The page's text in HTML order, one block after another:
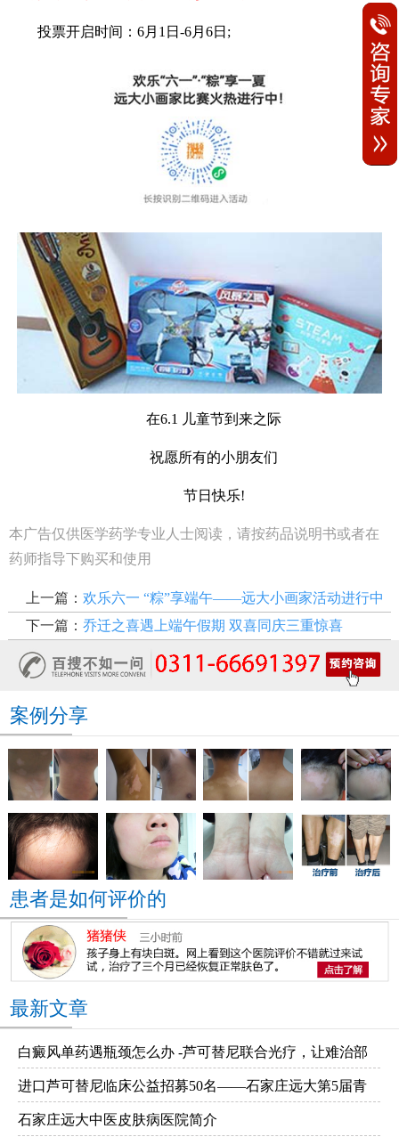
投票开启时间：6月1日-6月6日;
在6.1 儿童节到来之际
祝愿所有的小朋友们
节日快乐!
本广告仅供医学药学专业人士阅读，请按药品说明书或者在
药师指导下购买和使用
上一篇： 欢乐六一 “粽”享端午——远大小画家活动进行中
下一篇： 乔迁之喜遇上端午假期 双喜同庆三重惊喜
案例分享
患者是如何评价的
最新文章
白癜风单药遇瓶颈怎么办 -芦可替尼联合光疗，让难治部
位"跟上来"
进口芦可替尼临床公益招募50名——石家庄远大第5届青
少年白癜风复色夏令营启动
石家庄远大中医皮肤病医院简介